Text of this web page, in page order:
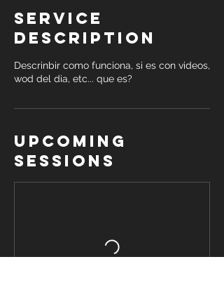
Service
Description
Descrinbir como funciona, si es con videos,
wod del dia, etc... que es?
Upcoming
Sessions